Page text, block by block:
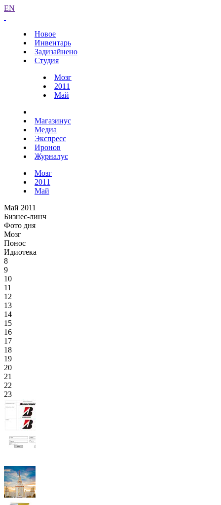
EN
Новое
Инвентарь
Задизайнено
Студия
Мозг
2011
Май
Магазинус
Медиа
Экспресс
Иронов
Журналус
Мозг
2011
Май
Май 2011
Бизнес-линч
Фото дня
Мозг
Понос
Идиотека
8
9
10
11
12
13
14
15
16
17
18
19
20
21
22
23